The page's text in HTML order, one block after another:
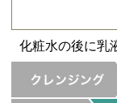
化粧水の後に乳